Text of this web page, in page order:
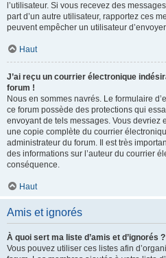
l’utilisateur. Si vous recevez des
part d’un autre utilisateur, rapportez ces
peuvent empêcher un utilisateur
Haut
J’ai reçu un courrier électronique
forum !
Nous en sommes navrés. Le formulaire
ce forum possède des protections qui
envoyant de tels messages. Vous devriez
une copie complète du courrier
administrateur du forum. Il est très
des informations sur l’auteur du courrier
conséquence.
Haut
Amis et ignorés
À quoi sert ma liste d’amis et d’ignorés ?
Vous pouvez utiliser ces listes afin